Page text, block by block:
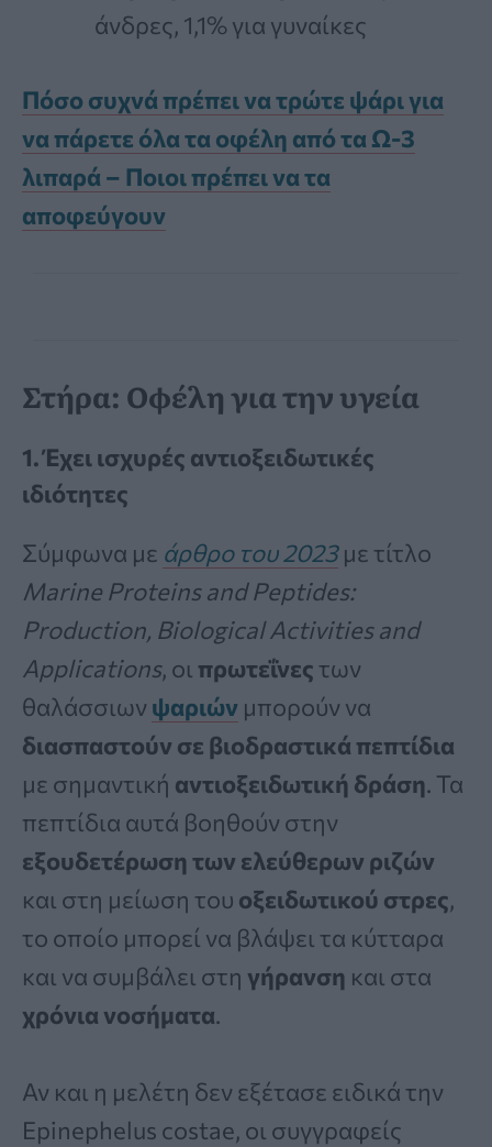
άνδρες, 1,1% για γυναίκες
Πόσο συχνά πρέπει να τρώτε ψάρι για
να πάρετε όλα τα οφέλη από τα Ω-3
λιπαρά – Ποιοι πρέπει να τα
αποφεύγουν
Στήρα: Οφέλη για την υγεία
1. Έχει ισχυρές αντιοξειδωτικές
ιδιότητες
Σύμφωνα με άρθρο του 2023με τίτλο
Marine Proteins and Peptides:
Production, Biological Activities and
Applications, οι πρωτεΐνες των
θαλάσσιων ψαριών μπορούν να
διασπαστούν σε βιοδραστικά πεπτίδια
με σημαντική αντιοξειδωτική δράση. Τα
πεπτίδια αυτά βοηθούν στην
εξουδετέρωση των ελεύθερων ριζών
και στη μείωση του οξειδωτικού στρες,
το οποίο μπορεί να βλάψει τα κύτταρα
και να συμβάλει στη γήρανση και στα
χρόνια νοσήματα.
Αν και η μελέτη δεν εξέτασε ειδικά την
Epinephelus costae, οι συγγραφείς